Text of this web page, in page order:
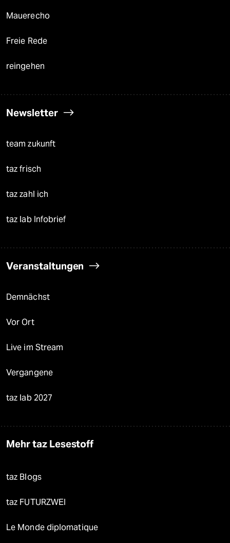
Mauerecho
Freie Rede
reingehen
Newsletter
team zukunft
taz frisch
taz zahl ich
taz lab Infobrief
Veranstaltungen
Demnächst
Vor Ort
Live im Stream
Vergangene
taz lab 2027
Mehr taz Lesestoff
taz Blogs
taz FUTURZWEI
Le Monde diplomatique